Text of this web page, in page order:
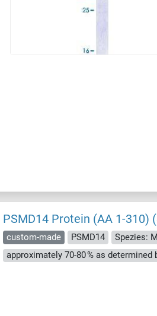
PSMD14 Protein (AA 1-310)
custom-made PSMD14 Spezies: